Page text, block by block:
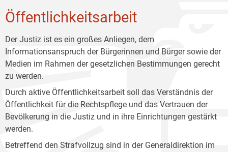
Öffentlichkeitsarbeit
Der Justiz ist es ein großes Anliegen, dem
Informationsanspruch der Bürgerinnen und Bürger sowie der
Medien im Rahmen der gesetzlichen Bestimmungen gerecht
zu werden.
Durch aktive Öffentlichkeitsarbeit soll das Verständnis der
Öffentlichkeit für die Rechtspflege und das Vertrauen der
Bevölkerung in die Justiz und in ihre Einrichtungen gestärkt
werden.
Betreffend den Strafvollzug sind in der Generaldirektion im